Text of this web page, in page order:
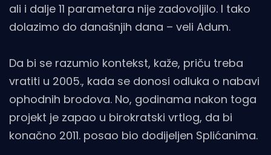
ali i dalje 11 parametara nije zadovoljilo. I tako
dolazimo do današnjih dana – veli Adum.
Da bi se razumio kontekst, kaže, priču treba
vratiti u 2005., kada se donosi odluka o nabavi
ophodnih brodova. No, godinama nakon toga
projekt je zapao u birokratski vrtlog, da bi
konačno 2011. posao bio dodijeljen Splićanima.